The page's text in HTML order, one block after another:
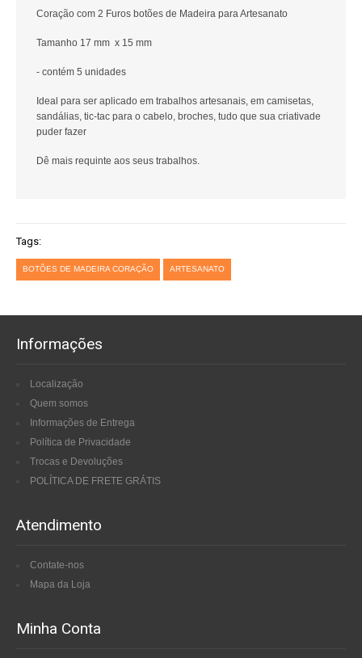
Coração com 2 Furos botões de Madeira para Artesanato
Tamanho 17 mm x 15 mm
- contém 5 unidades
Ideal para ser aplicado em trabalhos artesanais, em camisetas,
sandálias, tic-tac para o cabelo, broches, tudo que sua criativade
puder fazer
Dê mais requinte aos seus trabalhos.
Tags:
BOTÕES DE MADEIRA CORAÇÃO ARTESANATO
Informações
Localização
Quem somos
Informações de Entrega
Política de Privacidade
Trocas e Devoluções
POLÍTICA DE FRETE GRÁTIS
Atendimento
Contate-nos
Mapa da Loja
Minha Conta